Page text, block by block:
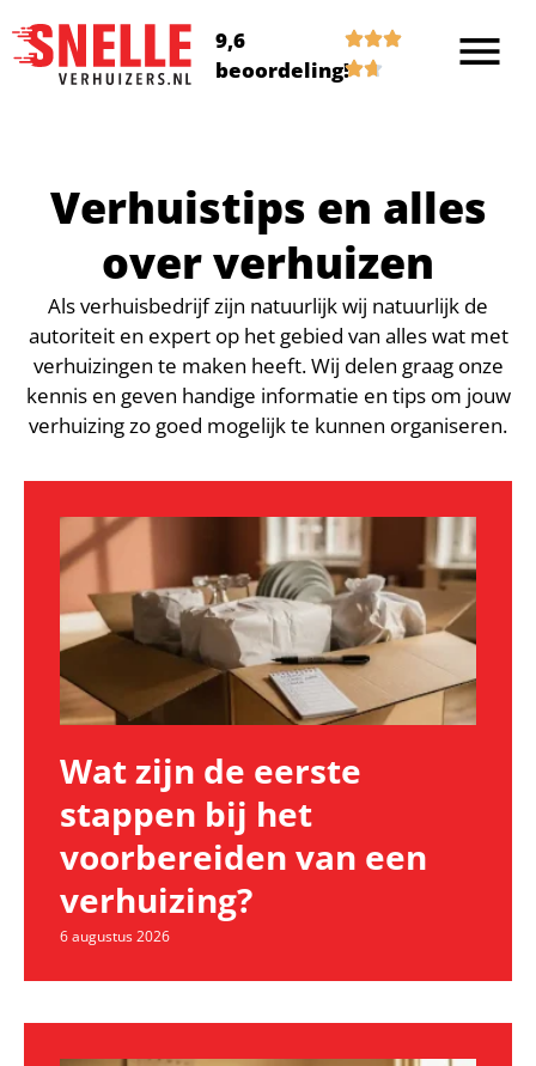
9,6
beoordeling!
Verhuistips en alles
over verhuizen
Als verhuisbedrijf zijn natuurlijk wij natuurlijk de
autoriteit en expert op het gebied van alles wat met
verhuizingen te maken heeft. Wij delen graag onze
kennis en geven handige informatie en tips om jouw
verhuizing zo goed mogelijk te kunnen organiseren.
Wat zijn de eerste
stappen bij het
voorbereiden van een
verhuizing?
6 augustus 2026